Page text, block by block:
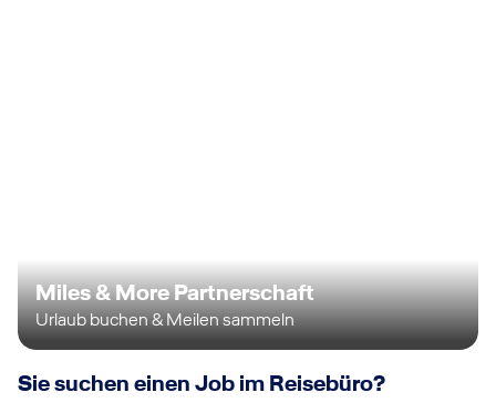
Miles & More Partnerschaft
Urlaub buchen & Meilen sammeln
Sie suchen einen Job im Reisebüro?